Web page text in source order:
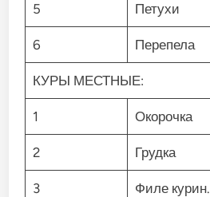
5 Петухи
6 Перепела
КУРЫ МЕСТНЫЕ:
1 Окорочка
2 Грудка
3 Филе курин.